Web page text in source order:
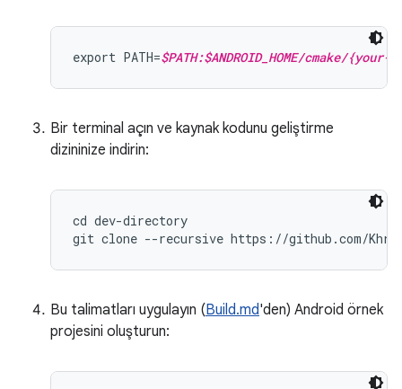
export PATH=$PATH:$ANDROID_HOME/cmake/
Bir terminal açın ve kaynak kodunu geliştirme
dizininize indirin:
cd dev-directory
Bu talimatları uygulayın (Build.md'den) Android örnek
projesini oluşturun: